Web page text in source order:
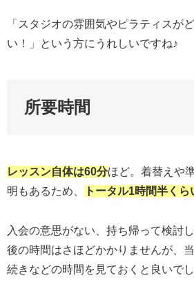
「スタジオの雰囲気やピラティスが
い！」という方にうれしいですね♪
所要時間
レッスン自体は60分ほど。着替えや
明もあるため、
トータル1時間半くら
入会の意思がない、持ち帰って検討
後の時間はさほどかかりませんが、
続きなどの時間を見ておくと良いでし